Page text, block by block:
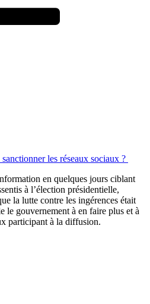
les réseaux sociaux ?
en quelques jours ciblant
à l’élection présidentielle,
la lutte contre les ingérences était
le gouvernement à en faire plus et à
participant à la diffusion.